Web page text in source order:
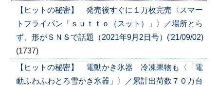
【ヒットの秘密】 発売後すぐに１万枚完売〈スマー
トフライパン「ｓｕｔｔｏ（スット）」〉／場所とら
ず、形がＳＮＳで話題（2021年9月2日号）('21/09/02)
(1737)
【ヒットの秘密】 電動かき氷器 冷凍果物も〈「電
動ふわふわとろ雪かき氷器」〉／累計出荷数７０万台